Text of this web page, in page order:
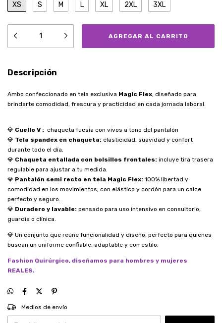
XS S M L XL 2XL 3XL
Descripción
Ambo confeccionado en tela exclusiva Magic Flex, diseñado para
brindarte comodidad, frescura y practicidad en cada jornada laboral.
💎 Cuello V : chaqueta fucsia con vivos a tono del pantalón
💎 Tela spandex en chaqueta: elasticidad, suavidad y confort
durante todo el día.
💎 Chaqueta entallada con bolsillos frontales: incluye tira trasera
regulable para ajustar a tu medida.
💎 Pantalón semi recto en tela Magic Flex: 100% libertad y
comodidad en los movimientos, con elástico y cordón para un calce
perfecto y seguro.
💎 Duradero y lavable: pensado para uso intensivo en consultorio,
guardia o clínica.
💎 Un conjunto que reúne funcionalidad y diseño, perfecto para quienes
buscan un uniforme confiable, adaptable y con estilo.
Fashion Quirúrgico, diseñamos para hombres y mujeres
REALES.
Entregas para el CP:
Medios de envío